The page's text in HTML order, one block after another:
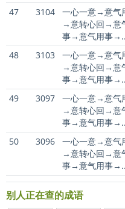
47 3104
一心一意→意气
→意转心回→意
事→意气用事
48 3103
一心一意→意气
→意转心回→意
事→意气用事
49 3097
一心一意→意气
→意转心回→意
事→意气用事
50 3096
一心一意→意气
→意转心回→意
事→意气用事
别人正在查的成语